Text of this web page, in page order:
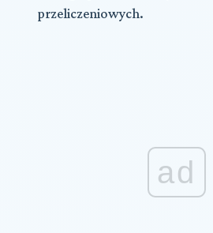
przeliczeniowych.
ad